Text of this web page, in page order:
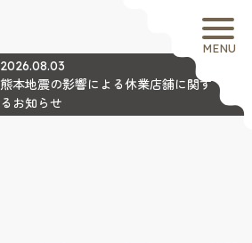
MENU
2026.08.03
熊本地震の影響による休業店舗に関す
るお知らせ